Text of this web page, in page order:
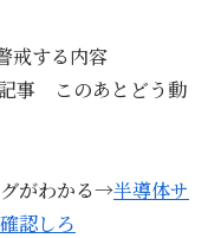
戒する内容
事 このあとどう動
がわかる→半導体サ
認しろ